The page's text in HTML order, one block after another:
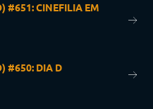
#651: CINEFILIA EM
#650: DIA D